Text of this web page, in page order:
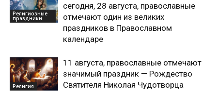
Религиозные
праздники
сегодня, 28 августа, православные
отмечают один из великих
праздников в Православном
календаре
Религия
11 августа, православные отмечают
значимый праздник — Рождество
Святителя Николая Чудотворца